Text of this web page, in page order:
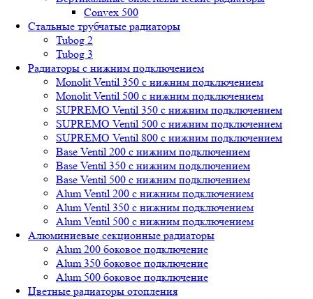
Convex 500
Стальные трубчатые радиаторы
Tubog 2
Tubog 3
Радиаторы с нижним подключением
Monolit Ventil 350 с нижним подключением
Monolit Ventil 500 с нижним подключением
SUPREMO Ventil 350 с нижним подключением
SUPREMO Ventil 500 с нижним подключением
SUPREMO Ventil 800 с нижним подключением
Base Ventil 200 с нижним подключением
Base Ventil 350 с нижним подключением
Base Ventil 500 с нижним подключением
Alum Ventil 200 с нижним подключением
Alum Ventil 350 с нижним подключением
Alum Ventil 500 с нижним подключением
Алюминиевые секционные радиаторы
Alum 200 боковое подключение
Alum 350 боковое подключение
Alum 500 боковое подключение
Цветные радиаторы отопления